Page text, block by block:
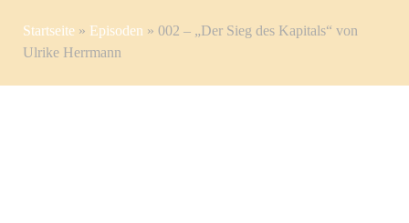
Startseite» Episoden » 002 – „Der Sieg des Kapitals“ von
Ulrike Herrmann